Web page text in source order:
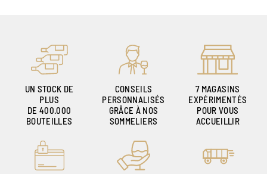
UN STOCK DE
PLUS
DE 400.000
BOUTEILLES
CONSEILS
PERSONNALISÉS
GRÂCE À NOS
SOMMELIERS
7 MAGASINS
EXPÉRIMENTÉS
POUR VOUS
ACCUEILLIR